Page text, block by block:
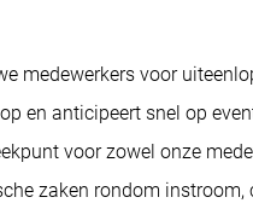
medewerkers voor
en anticipeert snel op
voor zowel onze
zaken rondom